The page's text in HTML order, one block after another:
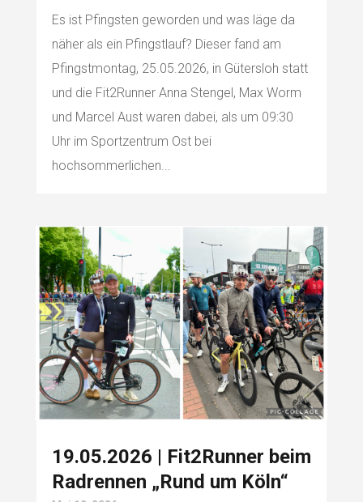
Es ist Pfingsten geworden und was läge da
näher als ein Pfingstlauf? Dieser fand am
Pfingstmontag, 25.05.2026, in Gütersloh statt
und die Fit2Runner Anna Stengel, Max Worm
und Marcel Aust waren dabei, als um 09:30
Uhr im Sportzentrum Ost bei
hochsommerlichen...
19.05.2026 | Fit2Runner beim
Radrennen „Rund um Köln“